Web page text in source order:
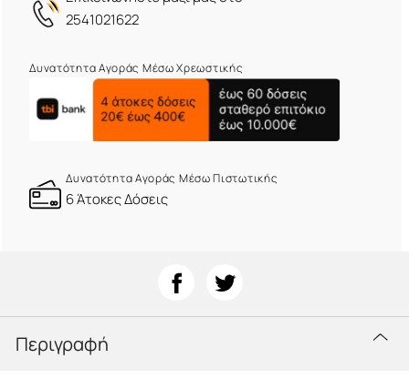
2541021622
Δυνατότητα Αγοράς Μέσω Χρεωστικής
Δυνατότητα Αγοράς Μέσω Πιστωτικής
6 Άτοκες Δόσεις
Περιγραφή